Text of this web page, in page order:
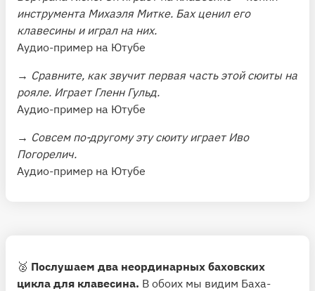
инструмента Михаэля Митке. Бах ценил его
клавесины и играл на них.
Аудио-пример на Ютубе
→ Сравните, как звучит первая часть этой сюиты на
рояле. Играет Гленн Гульд.
Аудио-пример на Ютубе
→ Совсем по-другому эту сюиту играет Иво
Погорелич.
Аудио-пример на Ютубе
🥈 Послушаем два неординарных баховских
цикла для клавесина. В обоих мы видим Баха-